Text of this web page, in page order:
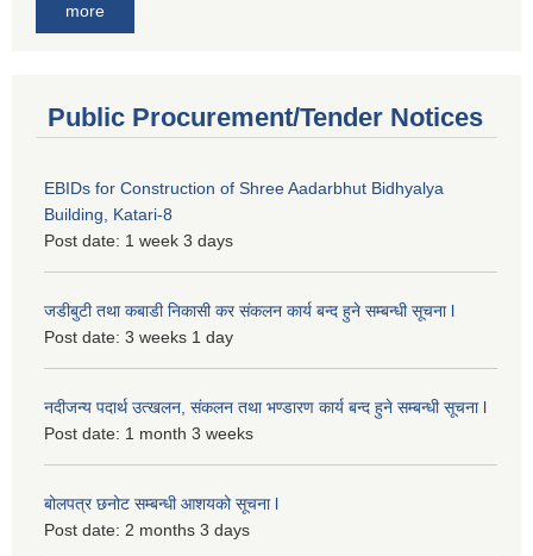
more
Public Procurement/Tender Notices
EBIDs for Construction of Shree Aadarbhut Bidhyalya
Building, Katari-8
Post date: 1 week 3 days
जडीबुटी तथा कबाडी निकासी कर संकलन कार्य बन्द हुने सम्बन्धी सूचना l
Post date: 3 weeks 1 day
नदीजन्य पदार्थ उत्खलन, संकलन तथा भण्डारण कार्य बन्द हुने सम्बन्धी सूचना l
Post date: 1 month 3 weeks
बोलपत्र छनोट सम्बन्धी आशयको सूचना l
Post date: 2 months 3 days